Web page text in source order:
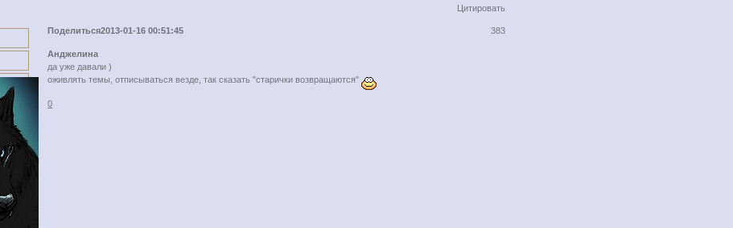
Цитировать
Поделиться 383
2013-01-16 00:51:45
Анджелина
да уже давали )
оживлять темы, отписываться везде, так сказать "старички возвращаются"
0